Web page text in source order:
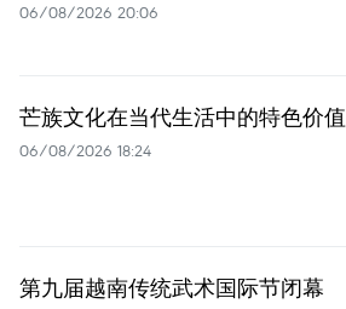
06/08/2026 20:06
芒族文化在当代生活中的特色价值
06/08/2026 18:24
第九届越南传统武术国际节闭幕